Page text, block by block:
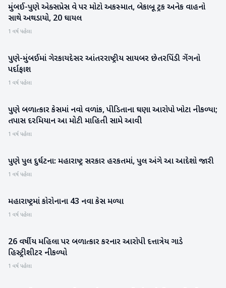
રાષ્ટ્રીય
મુંબઈ-પુણે એક્સપ્રેસ વે પર મોટો અકસ્માત, બેકાબૂ ટ્રક અનેક વાહનો
સાથે અથડાયો, 20 ઘાયલ
1 વર્ષ પહેલા
રાષ્ટ્રીય
પુણે-મુંબઈમાં ગેરકાયદેસર આંતરરાષ્ટ્રીય સાયબર છેતરપિંડી ગેંગનો
પર્દાફાશ
1 વર્ષ પહેલા
રાષ્ટ્રીય
પુણે બળાત્કાર કેસમાં નવો વળાંક, પીડિતાના ઘણા આરોપો ખોટા નીકળ્યા;
તપાસ દરમિયાન આ મોટી માહિતી સામે આવી
1 વર્ષ પહેલા
રાષ્ટ્રીય
પુણે પુલ દુર્ઘટના: મહારાષ્ટ્ર સરકાર હરકતમાં, પુલ અંગે આ આદેશો જારી
1 વર્ષ પહેલા
રાષ્ટ્રીય
મહારાષ્ટ્રમાં કોરોનાના 43 નવા કેસ મળ્યા
1 વર્ષ પહેલા
રાષ્ટ્રીય
26 વર્ષીય મહિલા પર બળાત્કાર કરનાર આરોપી દત્તાત્રેય ગાડે
હિસ્ટ્રીશીટર નીકળ્યો
1 વર્ષ પહેલા